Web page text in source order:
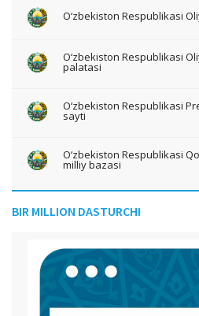
O‘zbekiston Respublikasi
O‘zbekiston Respublikasi
palatasi
O‘zbekiston Respublikasi
sayti
O‘zbekiston Respublikasi
milliy bazasi
BIR MILLION DASTURCHI